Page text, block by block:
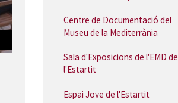
Centre de Documentació del
Museu de la Mediterrània
Sala d'Exposicions de l'EMD de
l'Estartit
Espai Jove de l'Estartit